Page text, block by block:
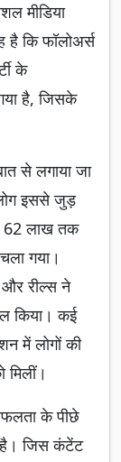
मीडिया
है कि फॉलोअर्स
के
है, जिसके
से लगाया जा
इससे जुड़
62 लाख तक
गया।
और रील्स ने
किया। कई
में लोगों की
मिलीं।
के पीछे
है। जिस कंटेंट